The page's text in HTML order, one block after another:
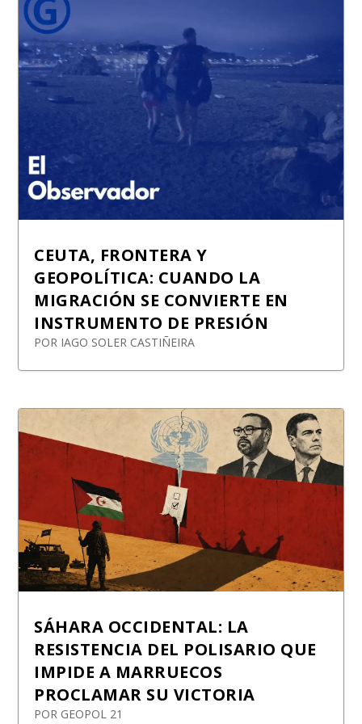
CEUTA, FRONTERA Y
GEOPOLÍTICA: CUANDO LA
MIGRACIÓN SE CONVIERTE EN
INSTRUMENTO DE PRESIÓN
POR IAGO SOLER CASTIÑEIRA
SÁHARA OCCIDENTAL: LA
RESISTENCIA DEL POLISARIO QUE
IMPIDE A MARRUECOS
PROCLAMAR SU VICTORIA
POR GEOPOL 21